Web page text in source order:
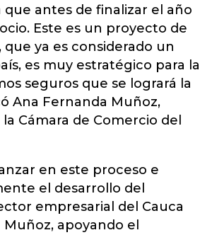
antes de finalizar el año
Este es un proyecto de
que ya es considerado un
es muy estratégico para la
seguros que se logrará la
Ana Fernanda Muñoz,
Cámara de Comercio del
en este proceso e
el desarrollo del
empresarial del Cauca
apoyando el